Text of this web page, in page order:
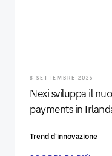
8 SETTEMBRE 2025
Nexi sviluppa il
payments in
Trend d'innovazione